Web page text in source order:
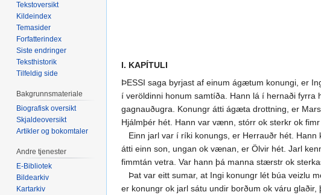
I. KAPÍTULI
ÞESSI saga byrjast af einum ágætum konungi, er
í veröldinni honum samtíða. Hann lá í hernaði
gagnauðugra. Konungr átti ágæta drottning, er
Hjálmþér hét. Hann var vænn, stórr ok sterkr ok
Einn jarl var í ríki konungs, er Herrauðr hét. Hann
átti einn son, ungan ok vænan, er Ölvir hét. Jarl
fimmtán vetra. Var hann þá manna stærstr ok
Þat var eitt sumar, at Ingi konungr lét búa veizlu
er konungr ok jarl sátu undir borðum ok váru
Tekstoversikt
Kildeindex
Temasider
Forfatterindex
Siste endringer
Teksthistorik
Tilfeldig side
Bakgrunnsmateriale
Biografisk oversikt
Skjaldeoversikt
Artikler og bokomtaler
Andre tjenester
E-Bibliotek
Bildearkiv
Kartarkiv